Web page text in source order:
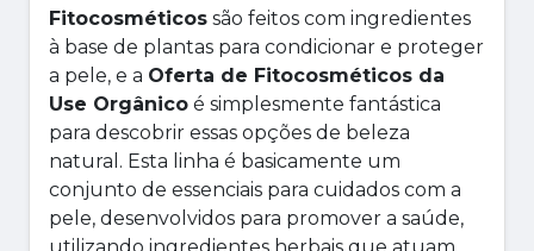
Fitocosméticos são feitos com ingredientes
à base de plantas para condicionar e proteger
a pele, e a Oferta de Fitocosméticos da
Use Orgânico é simplesmente fantástica
para descobrir essas opções de beleza
natural. Esta linha é basicamente um
conjunto de essenciais para cuidados com a
pele, desenvolvidos para promover a saúde,